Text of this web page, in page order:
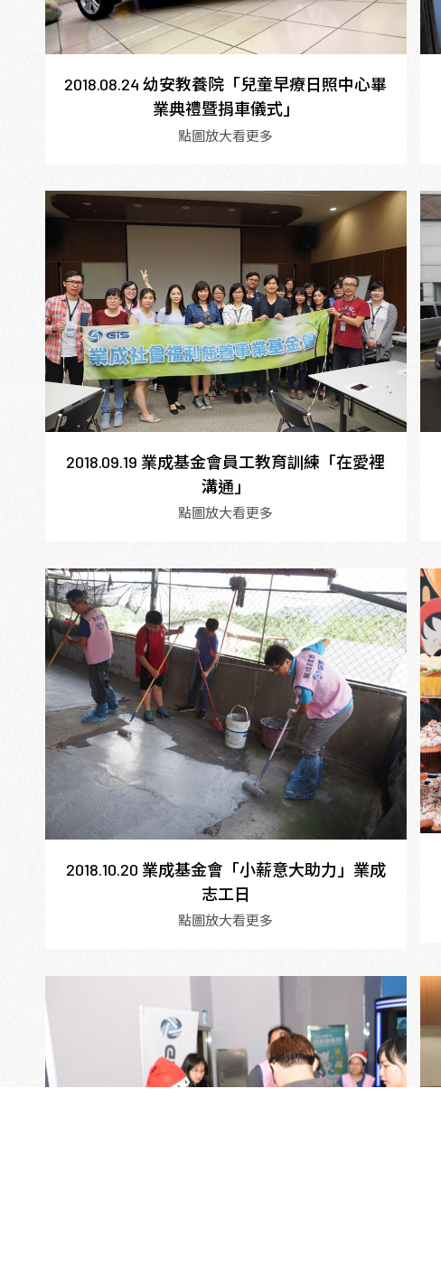
2018.08.24 幼安教養院「兒童早療日照中心畢
業典禮暨捐車儀式」
點圖放大看更多
2018.09.19 業成基金會員工教育訓練「在愛裡
溝通」
點圖放大看更多
2018.10.20 業成基金會「小薪意大助力」業成
志工日
點圖放大看更多